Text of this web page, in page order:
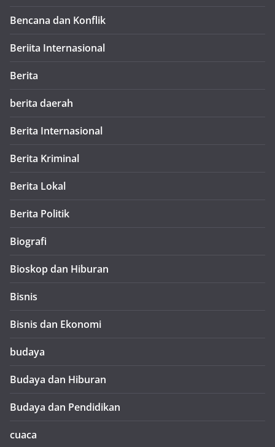
Bencana dan Konflik
Beriita Internasional
Berita
berita daerah
Berita Internasional
Berita Kriminal
Berita Lokal
Berita Politik
Biografi
Bioskop dan Hiburan
Bisnis
Bisnis dan Ekonomi
budaya
Budaya dan Hiburan
Budaya dan Pendidikan
cuaca